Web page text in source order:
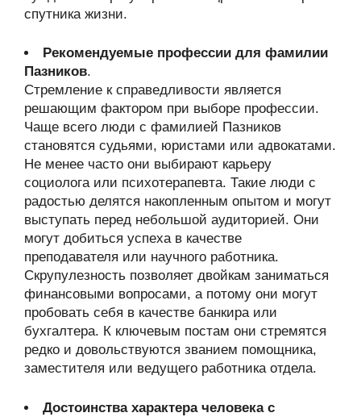
спутника жизни.
Рекомендуемые профессии для фамилии
Пазников.
Стремление к справедливости является
решающим фактором при выборе профессии.
Чаще всего люди с фамилией Пазников
становятся судьями, юристами или адвокатами.
Не менее часто они выбирают карьеру
социолога или психотерапевта. Такие люди с
радостью делятся накопленным опытом и могут
выступать перед небольшой аудиторией. Они
могут добиться успеха в качестве
преподавателя или научного работника.
Скрупулезность позволяет двойкам заниматься
финансовыми вопросами, а потому они могут
пробовать себя в качестве банкира или
бухгалтера. К ключевым постам они стремятся
редко и довольствуются званием помощника,
заместителя или ведущего работника отдела.
Достоинства характера человека с